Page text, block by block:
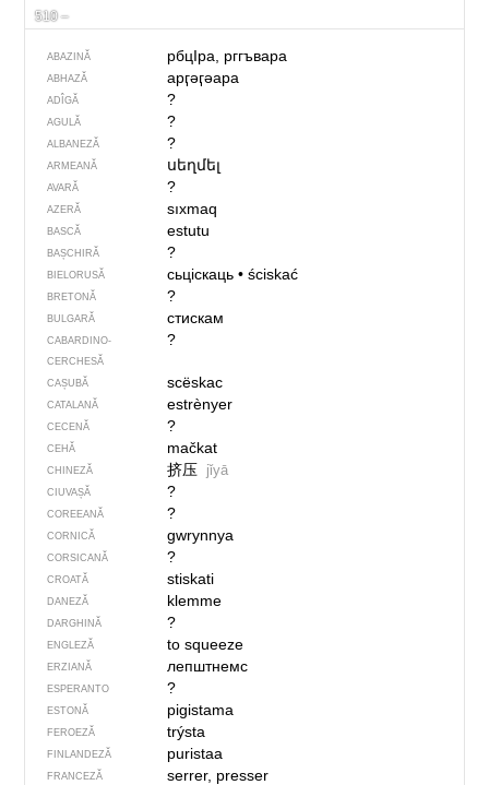
510 –
ABAZINĂ рбцIра, рггъвара
ABHAZĂ арӷәӷәара
ADÎGĂ ?
AGULĂ ?
ALBANEZĂ ?
ARMEANĂ սեղմել
AVARĂ ?
AZERĂ sıxmaq
BASCĂ estutu
BAȘCHIRĂ ?
BIELORUSĂ сьціскаць• ściskać
BRETONĂ ?
BULGARĂ стискам
CABARDINO-
CERCHESĂ
?
CAȘUBĂ scëskac
CATALANĂ estrènyer
CECENĂ ?
CEHĂ mačkat
CHINEZĂ 挤压 jǐyā
CIUVAȘĂ ?
COREEANĂ ?
CORNICĂ gwrynnya
CORSICANĂ ?
CROATĂ stiskati
DANEZĂ klemme
DARGHINĂ ?
ENGLEZĂ to squeeze
ERZIANĂ лепштнемс
ESPERANTO ?
ESTONĂ pigistama
FEROEZĂ trýsta
FINLANDEZĂ puristaa
FRANCEZĂ serrer, presser